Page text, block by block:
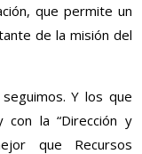
que permite un
de la misión del
Y los que
con la “Dirección y
que Recursos